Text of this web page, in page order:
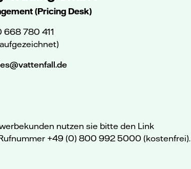
(Pricing Desk)
668 780 411
nutzen sie bitte den Link
+49 (0) 800 992 5000 (kostenfrei).